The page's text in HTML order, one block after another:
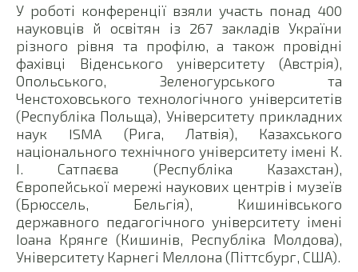
У роботі конференції взяли участь понад 400
науковців й освітян із 267 закладів України
різного рівня та профілю, а також провідні
фахівці Віденського університету (Австрія),
Опольського, Зеленогурського та
Ченстоховського технологічного університетів
(Республіка Польща), Університету прикладних
наук ISMA (Рига, Латвія), Казахського
національного технічного університету імені К.
І. Сатпаєва (Республіка Казахстан),
Європейської мережі наукових центрів і музеїв
(Брюссель, Бельгія), Кишинівського
державного педагогічного університету імені
Іоана Крянге (Кишинів, Республіка Молдова),
Університету Карнегі Меллона (Піттсбург, США).